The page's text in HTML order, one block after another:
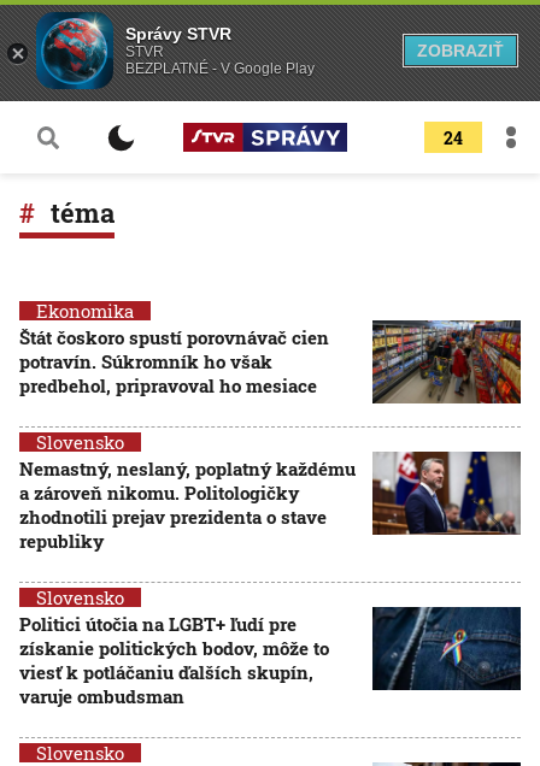
24
téma
Ekonomika
Štát čoskoro spustí porovnávač cien
potravín. Súkromník ho však
predbehol, pripravoval ho mesiace
Slovensko
Nemastný, neslaný, poplatný každému
a zároveň nikomu. Politologičky
zhodnotili prejav prezidenta o stave
republiky
Slovensko
Politici útočia na LGBT+ ľudí pre
získanie politických bodov, môže to
viesť k potláčaniu ďalších skupín,
varuje ombudsman
Slovensko
Správy STVR
STVR
BEZPLATNÉ - V Google Play
ZOBRAZIŤ